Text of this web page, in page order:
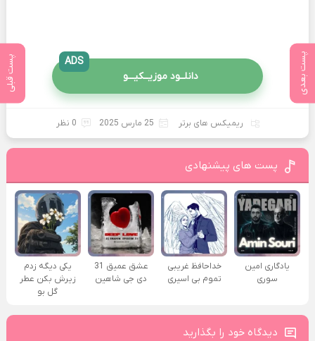
پست بعدی پست قبلی دانلــود موزیــکیـــو
ADS
ریمیکس های برتر 25 مارس 2025 0 نظر
پست های پیشنهادی
یادگاری امین
سوری
خداحافظ غریبی
تموم بی اسیری
عشق عمیق 31
دی جی شاهین
یکی دیگه زدم
زیرش بکن عطر
گل بو
دیدگاه خود را بگذارید